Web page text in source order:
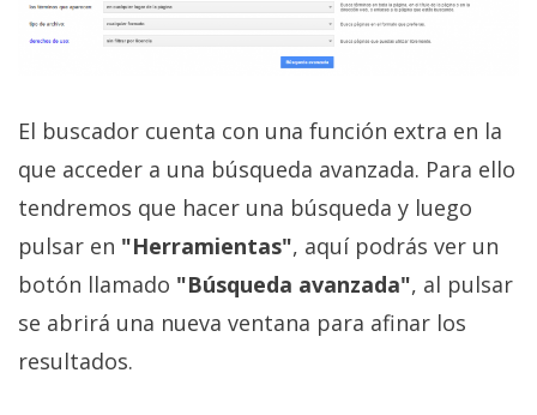
El buscador cuenta con una función extra en la
que acceder a una búsqueda avanzada. Para ello
tendremos que hacer una búsqueda y luego
pulsar en "Herramientas", aquí podrás ver un
botón llamado "Búsqueda avanzada", al pulsar
se abrirá una nueva ventana para afinar los
resultados.